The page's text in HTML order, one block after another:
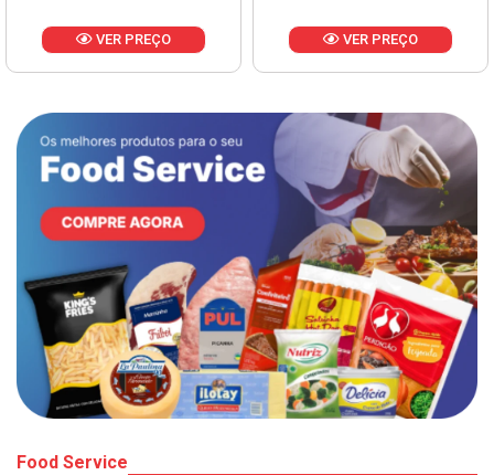
VER PREÇO VER PREÇO
Food Service